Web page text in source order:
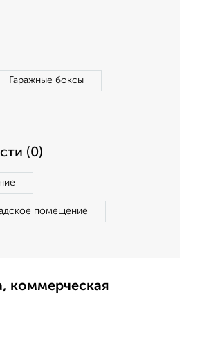
Гаражные боксы
(0)
помещение
коммерческая